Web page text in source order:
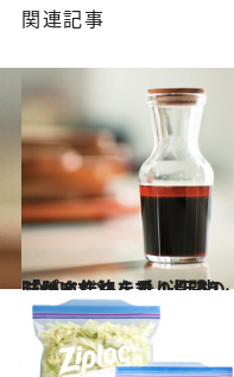
関連記事
2020.11.25
味がすぐ決まる！ 万能「mioだれ」で 1週間のごはん作りを乗り切るレシピ
グルメ